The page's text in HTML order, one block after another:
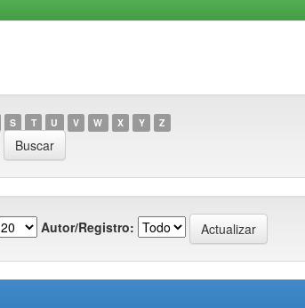
S T U V W X Y Z
Autor/Registro: